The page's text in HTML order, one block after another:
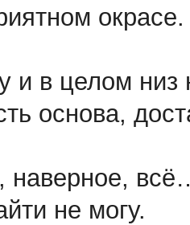
окрасе.
и в целом низ
основа,
наверное,
не могу.